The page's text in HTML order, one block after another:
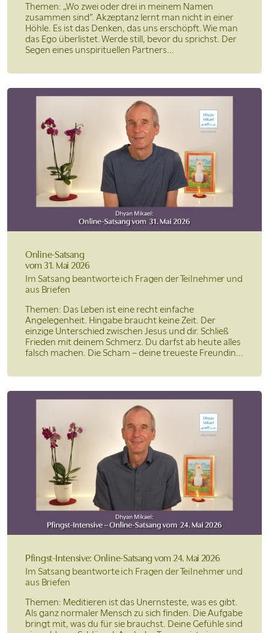
Themen: „Wo zwei oder drei in meinem Namen
zusammen sind”. Akzeptanz lernt man nicht in einer
Höhle. Es ist das Denken, das uns erschöpft. Wie man
das Ego überlistet. Werde still, bevor du sprichst. Der
Segen eines unspirituellen Partners...
Online-Satsang
vom 31. Mai 2026
Im Satsang beantworte ich Fragen der Teilnehmer und
aus Briefen
Themen: Das Leben ist eine recht einfache
Angelegenheit. Hingabe braucht keine Zeit. Der
einzige Unterschied zwischen Jesus und dir. Schließ
Frieden mit deinem Schmerz. Du darfst ab heute alles
falsch machen. Die Scham – deine treueste Freundin...
Pfingst-Intensive: Online-Satsang vom 24. Mai 2026
Im Satsang beantworte ich Fragen der Teilnehmer und
aus Briefen
Themen: Meditieren ist das Unernsteste, was es gibt.
Als ganz normaler Mensch zu sich finden. Die Aufgabe
bringt mit, was du für sie brauchst. Deine Gefühle sind